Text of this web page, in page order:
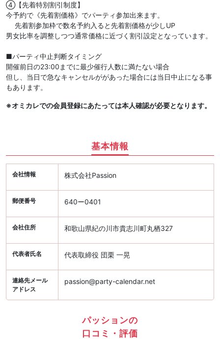
④【先着特別割引制度】
今予約で《先着割価格》でパーティ参加出来ます。
先着割参加枠で数名予約入ると先着割価格が少しUP
男女比率を調整しつつ通常価格に近づく割引設定となっています。
■パーティ中止判断タイミング
開催前日の23:00までに最少催行人数に満たない場合
但し、当日で急なキャンセルががあった場合には当日中止になる事
もあります。
※オミカレでの会員登録にあたっては本人確認が必要となります。
基本情報
会社情報 株式会社Passion
郵便番号 640ー0401
会社住所 和歌山県紀の川市貴志川町丸栖327
代表者氏名 代表取締役 団栗 一晃
連絡先メール
アドレス
passion@party-calendar.net
パッションの
口コミ・評価